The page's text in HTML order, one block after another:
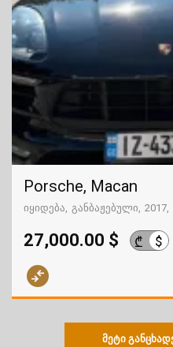
Porsche, Macan
იყიდება განბაჟებული 2017
27,000.00 $ ₾ $